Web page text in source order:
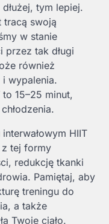
tym lepiej.
tracą swoją
w stanie
przez tak długi
również
wypalenia.
to 15–25 minut,
HIIT
z tej formy
redukcję tkanki
Pamiętaj, aby
treningu do
a także
Twoje ciało.